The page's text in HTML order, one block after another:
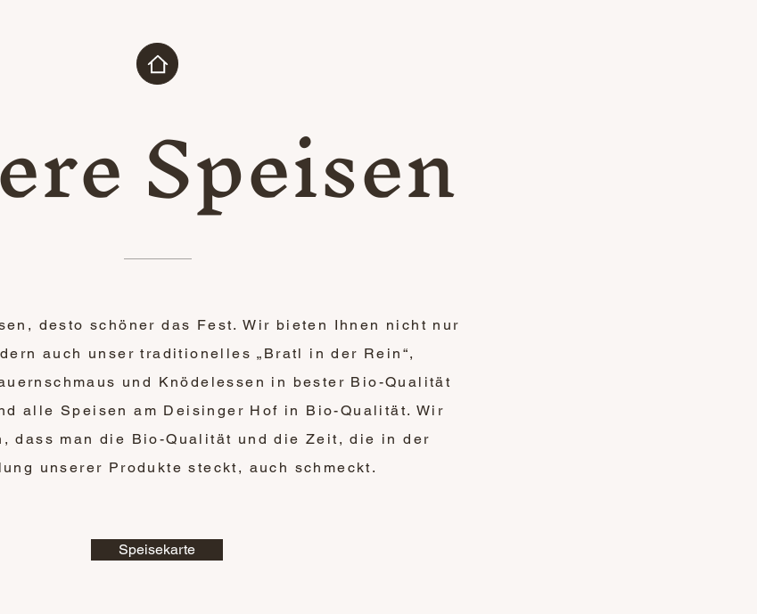
Speisen
desto schöner das Fest. Wir bieten Ihnen nicht nur
auch unser traditionelles „Bratl in der Rein“,
und Knödelessen in bester Bio-Qualität
alle Speisen am Deisinger Hof in Bio-Qualität. Wir
dass man die Bio-Qualität und die Zeit, die in der
unserer Produkte steckt, auch schmeckt.
Speisekarte